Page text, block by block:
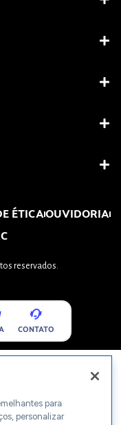
ÉTICAOUVIDORIA
reservados.
CONTATO
para
personalizar